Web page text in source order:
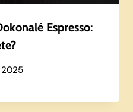
Espresso:
2025